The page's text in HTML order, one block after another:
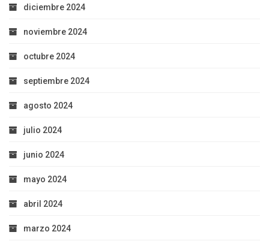
diciembre 2024
noviembre 2024
octubre 2024
septiembre 2024
agosto 2024
julio 2024
junio 2024
mayo 2024
abril 2024
marzo 2024